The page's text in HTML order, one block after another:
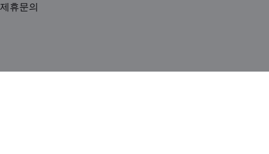
제휴문의